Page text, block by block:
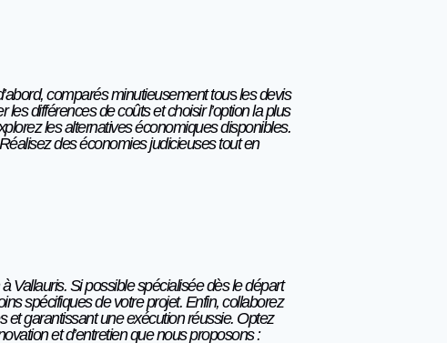
comparés minutieusementtousles devis
différences de coûts et choisir l’option la plus
les alternatives économiques disponibles.
des économies judicieuses tout en
Vallauris. Si possible spécialisée dès le départ
spécifiques de votre projet. Enfin, collaborez
et garantissant une exécution réussie. Optez
et d’entretien que nous proposons :